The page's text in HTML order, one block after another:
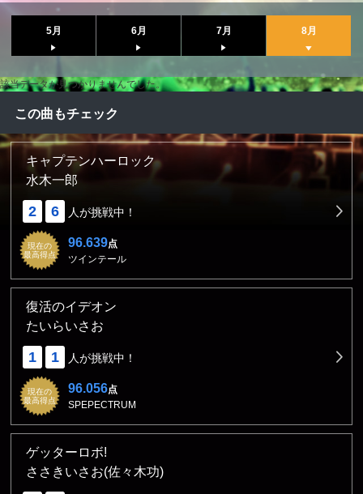
5月 6月 7月 8月
該当データが見つかりませんでした。
この曲もチェック
キャプテンハーロック
水木一郎
2 6 人が挑戦中！
現在の
最高得点
96.639点
ツインテール
復活のイデオン
たいらいさお
1 1 人が挑戦中！
現在の
最高得点
96.056点
SPEPECTRUM
ゲッターロボ!
ささきいさお(佐々木功)